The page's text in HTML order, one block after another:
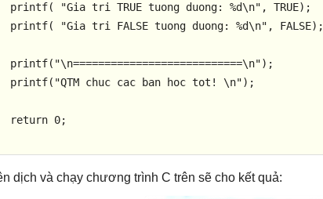
printf( "Gia tri TRUE tuong duong: %d\n" , TRUE);
printf( "Gia tri FALSE tuong duong: %d\n" , FALSE);
printf( "\n===========================\n");
printf( "QTM chuc cac ban hoc tot! \n");
return 0;
dịch và chạy chương trình C trên sẽ cho kết quả: